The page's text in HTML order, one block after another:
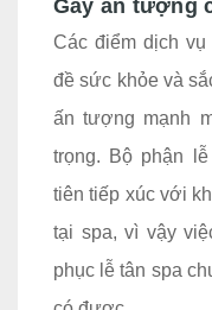
Gây ấn tượng
Các điểm dịch
đề sức khỏe và
ấn tượng mạnh
trọng. Bộ phận
tiên tiếp xúc với
tại spa, vì vậy
phục lễ tân spa